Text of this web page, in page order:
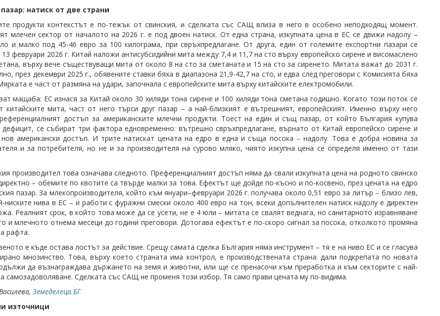
натиск от две страни
продукти контекстът е по-тежък от свинския, и сделката със САЩ влиза в него в особено неподходящ момент.
млечен сектор от началото на 2026 г. е под двоен натиск. От една страна, изкупната цена в ЕС се движи надолу –
и малко под 45-46 евро за 100 килограма, при свръхпредлагане. От друга, един от големите експортни пазари се
13 февруари 2026 г. Китай наложи антисубсидийни мита между 7,4 и 11,7 на сто върху европейско сирене и висомаслено
върху вече съществуващи мита от около 8 на сто за сметаната и 15 на сто за сиренето. Митата важат до 2031 г.
през декември 2025 г., обявените ставки бяха в диапазона 21,9-42,7 на сто, и едва след преговори с Комисията бяха
е част от размяна на удари, започнала с европейските мита върху китайските електромобили.
мащаба: ЕС изнася за Китай около 30 хиляди тона сирене и 100 хиляди тона сметана годишно. Когато този поток се
китайските мита, част от него търси друг пазар – а най-близкият е вътрешният, европейският. Именно върху него
достъп за американските млечни продукти. Тоест на един и същ пазар, от който България купува
се събират три фактора едновременно: вътрешно свръхпредлагане, върнато от Китай европейско сирене и
американски достъп. И трите натискат цената на едро в една и съща посока – надолу. Това е добра новина за
и за потребителя, но не и за производителя на сурово мляко, чиято изкупна цена се определя именно от тази
производител това означава следното. Преференциалният достъп няма да свали изкупната цена на родното свинско
– обемите по квотите са твърде малки за това. Ефектът ще дойде по-късно и по-косвено, през цената на едро
пазар. За млекопроизводителя, който към януари–февруари 2026 г. получава около 0,51 евро за литър – близо лев,
ниските нива в ЕС – и работи с фуражни смески около 400 евро на тон, всеки допълнителен натиск надолу е директен
Реалният срок, в който това може да се усети, не е 4 юли – митата се свалят веднага, но санитарното изравняване
и млечното отнема месеци до години преговори. Дотогава ефектът е по-скоро сигнал за посока, отколкото промяна
рафта.
е къде остава лостът за действие. Срещу самата сделка България няма инструмент – тя е на ниво ЕС и се гласува
мнозинство. Това, върху което страната има контрол, е производствената страна: дали подкрепата по новата
да възнаграждава държането на земя и животни, или ще се пренасочи към преработка и към секторите с най-
самозадоволяване. Сделката със САЩ не променя този избор. Тя само прави цената му по-видима.
Земеделеца.БГ
източници